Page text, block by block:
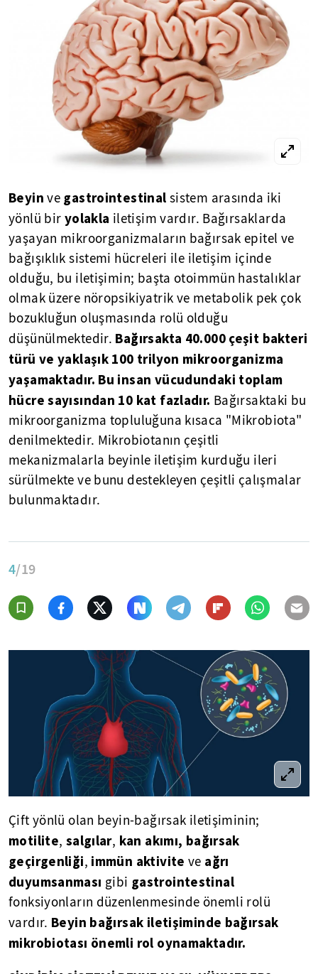
Beyin ve gastrointestinal sistem arasında iki
yönlü bir yolakla iletişim vardır. Bağırsaklarda
yaşayan mikroorganizmaların bağırsak epitel ve
bağışıklık sistemi hücreleri ile iletişim içinde
olduğu, bu iletişimin; başta otoimmün hastalıklar
olmak üzere nöropsikiyatrik ve metabolik pek çok
bozukluğun oluşmasında rolü olduğu
düşünülmektedir. Bağırsakta 40.000 çeşit bakteri
türü ve yaklaşık 100 trilyon mikroorganizma
yaşamaktadır. Bu insan vücudundaki toplam
hücre sayısından 10 kat fazladır. Bağırsaktaki bu
mikroorganizma topluluğuna kısaca "Mikrobiota"
denilmektedir. Mikrobiotanın çeşitli
mekanizmalarla beyinle iletişim kurduğu ileri
sürülmekte ve bunu destekleyen çeşitli çalışmalar
bulunmaktadır.
4/19
Çift yönlü olan beyin-bağırsak iletişiminin;
motilite, salgılar, kan akımı, bağırsak
geçirgenliği, immün aktivite ve ağrı
duyumsanması gibi gastrointestinal
fonksiyonların düzenlenmesinde önemli rolü
vardır. Beyin bağırsak iletişiminde bağırsak
mikrobiotası önemli rol oynamaktadır.